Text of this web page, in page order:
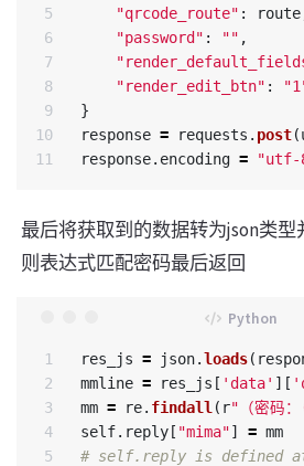
5
6
7
8
9
10
"qrcode_route" : route
"password " : "" ,
"
"render_edit_btn" : "1
}
response = requests . post(
response. encoding = "utf-
最后将获取到的数据转为json类
则表达式匹配密码最后返回
1
2
3
4
5
res_js = json.loads(
mmline = res_js [ 'data' ][ '
mm = re. findall ( r" （密码
self. reply [ "mima"] = mm